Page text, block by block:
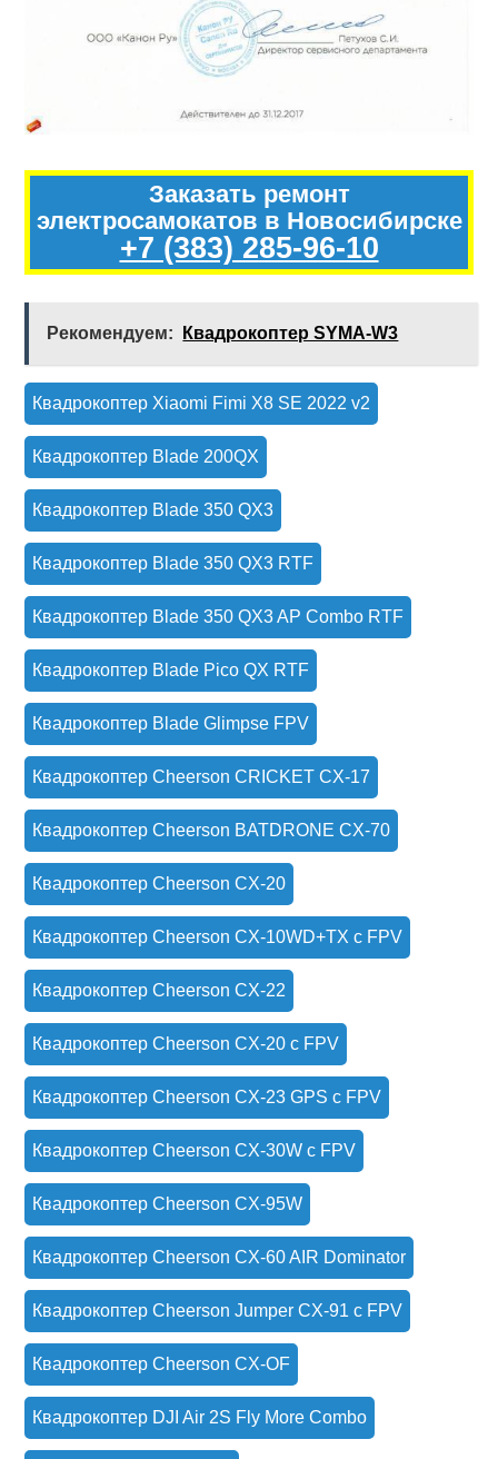
Заказать ремонт
электросамокатов в Новосибирске
+7 (383) 285-96-10
Рекомендуем: Квадрокоптер SYMA-W3
Квадрокоптер Xiaomi Fimi X8 SE 2022 v2
Квадрокоптер Blade 200QX
Квадрокоптер Blade 350 QX3
Квадрокоптер Blade 350 QX3 RTF
Квадрокоптер Blade 350 QX3 AP Combo RTF
Квадрокоптер Blade Pico QX RTF
Квадрокоптер Blade Glimpse FPV
Квадрокоптер Cheerson CRICKET CX-17
Квадрокоптер Cheerson BATDRONE CX-70
Квадрокоптер Cheerson CX-20
Квадрокоптер Cheerson CX-10WD+TX с FPV
Квадрокоптер Cheerson CX-22
Квадрокоптер Cheerson CX-20 c FPV
Квадрокоптер Cheerson CX-23 GPS с FPV
Квадрокоптер Cheerson CX-30W с FPV
Квадрокоптер Cheerson CX-95W
Квадрокоптер Cheerson CX-60 AIR Dominator
Квадрокоптер Cheerson Jumper CX-91 с FPV
Квадрокоптер Cheerson CX-OF
Квадрокоптер DJI Air 2S Fly More Combo